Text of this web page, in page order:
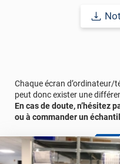
: 10 ans en pose
d'échantillons gratuite.
Vous allez commander 1
comprenant le retour porte +
Chaque écran d’ordinateur/
peut donc exister une
En cas de doute, n’hésitez
ou à commander un